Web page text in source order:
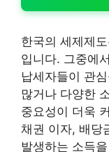
한국의 세제제
입니다. 그중에
납세자들이 관
많거나 다양한
중요성이 더욱
채권 이자, 배당
발생하는 소득